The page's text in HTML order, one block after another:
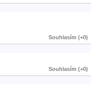
Souhlasím (+0)
Souhlasím (+0)